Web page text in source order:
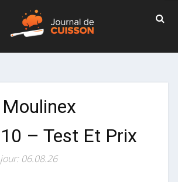
– Test Et Prix
06.08.26